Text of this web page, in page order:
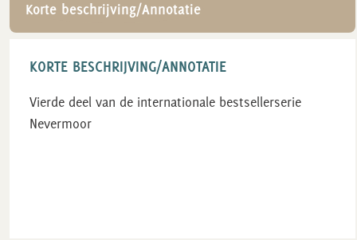
Korte beschrijving/Annotatie
KORTE BESCHRIJVING/ANNOTATIE
Vierde deel van de internationale bestsellerserie
Nevermoor